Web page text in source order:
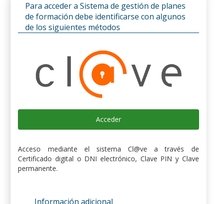
Para acceder a Sistema de gestión de planes
de formación debe identificarse con algunos
de los siguientes métodos
Acceder
Acceso mediante el sistema Cl@ve a través de
Certificado digital o DNI electrónico, Clave PIN y Clave
permanente.
Información adicional